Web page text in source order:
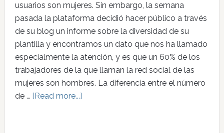
usuarios son mujeres. Sin embargo, la semana
pasada la plataforma decidió hacer público a través
de su blog un informe sobre la diversidad de su
plantilla y encontramos un dato que nos ha llamado
especialmente la atención, y es que un 60% de los
trabajadores de la que llaman la red social de las
mujeres son hombres. La diferencia entre el número
de … [Read more...]